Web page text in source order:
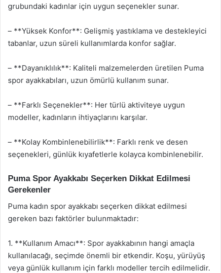
grubundaki kadınlar için uygun seçenekler sunar.
– **Yüksek Konfor**: Gelişmiş yastıklama ve destekleyici
tabanlar, uzun süreli kullanımlarda konfor sağlar.
– **Dayanıklılık**: Kaliteli malzemelerden üretilen Puma
spor ayakkabıları, uzun ömürlü kullanım sunar.
– **Farklı Seçenekler**: Her türlü aktiviteye uygun
modeller, kadınların ihtiyaçlarını karşılar.
– **Kolay Kombinlenebilirlik**: Farklı renk ve desen
seçenekleri, günlük kıyafetlerle kolayca kombinlenebilir.
Puma Spor Ayakkabı Seçerken Dikkat Edilmesi
Gerekenler
Puma kadın spor ayakkabı seçerken dikkat edilmesi
gereken bazı faktörler bulunmaktadır:
1. **Kullanım Amacı**: Spor ayakkabının hangi amaçla
kullanılacağı, seçimde önemli bir etkendir. Koşu, yürüyüş
veya günlük kullanım için farklı modeller tercih edilmelidir.